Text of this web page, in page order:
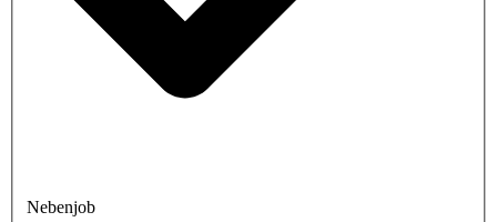
Nebenjob